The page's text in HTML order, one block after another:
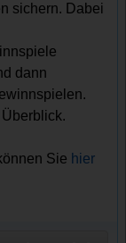
sichern. Dabei
dann
Sie hier